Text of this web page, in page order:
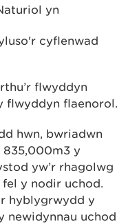
yn
cyflenwad
flwyddyn
flwyddyn flaenorol.
hwn, bwriadwn
y
yw’r rhagolwg
fel y nodir uchod.
hyblygrwydd y
newidynnau uchod